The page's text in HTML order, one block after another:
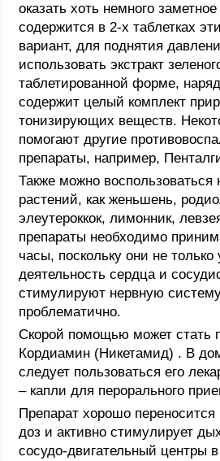
оказать хоть немного
содержится в 2-х таблетках
вариант, для поднятия
использовать экстракт
таблетированной форме,
содержит целый комплект
тонизирующих веществ.
помогают другие
препараты, например,
Также можно воспользоваться
растений, как женьшень,
элеутероккок, лимонник,
препараты необходимо
часы, поскольку они не
деятельность сердца и
стимулируют нервную
проблематично.
Скорой помощью может стать
Кордиамин (Никетамид) . В
следует пользоваться его
– капли для перорального
Препарат хорошо
доз и активно стимулирует
сосудо-двигательный центры